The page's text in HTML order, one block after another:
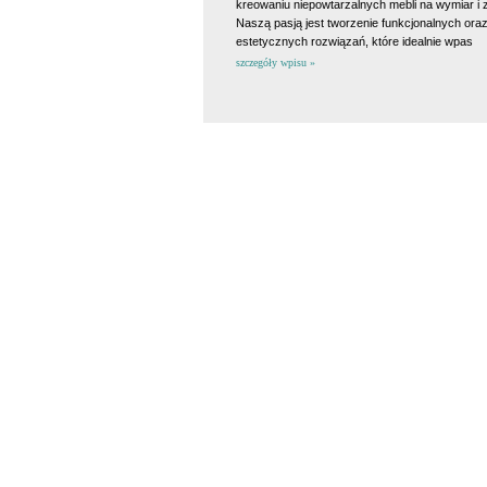
kreowaniu niepowtarzalnych mebli na wymiar i
Naszą pasją jest tworzenie funkcjonalnych oraz
estetycznych rozwiązań, które idealnie wpas
szczegóły wpisu »